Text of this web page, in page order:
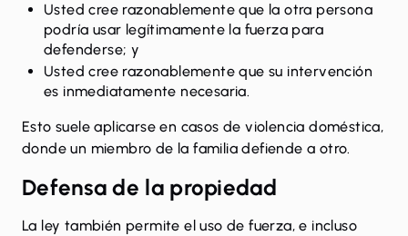
Usted cree razonablemente que la otra persona
podría usar legítimamente la fuerza para
defenderse; y
Usted cree razonablemente que su intervención
es inmediatamente necesaria.
Esto suele aplicarse en casos de violencia doméstica,
donde un miembro de la familia defiende a otro.
Defensa de la propiedad
La ley también permite el uso de fuerza, e incluso